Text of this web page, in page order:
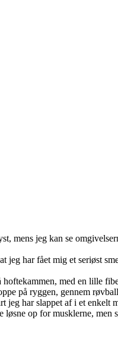
mens jeg kan se
jeg har fået mig et seriøst
hoftekammen, med en lille
på ryggen, gennem
jeg har slappet af i et
op for musklerne, men